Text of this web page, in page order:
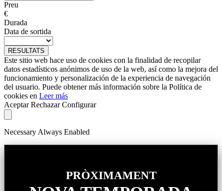
Preu
€
Durada
Data de sortida
RESULTATS
Este sitio web hace uso de cookies con la finalidad de recopilar
datos estadísticos anónimos de uso de la web, así como la mejora del
funcionamiento y personalización de la experiencia de navegación
del usuario. Puede obtener más información sobre la Política de
cookies en Leer más
Aceptar Rechazar Configurar
Necessary Always Enabled
PRÒXIMAMENT